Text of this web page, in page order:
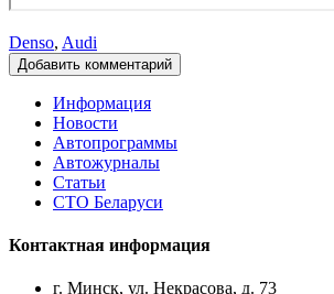
Denso, Audi
Добавить комментарий
Информация
Новости
Автопрограммы
Автожурналы
Статьи
СТО Беларуси
Контактная информация
г. Минск, ул. Некрасова, д. 73